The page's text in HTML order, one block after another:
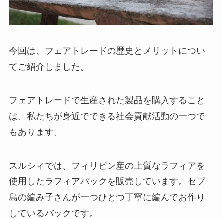
今回は、フェアトレードの歴史とメリットについ
てご紹介しました。
フェアトレードで生産された製品を購入すること
は、私たちが身近でできる社会貢献活動の一つで
もあります。
スルシィでは、フィリピン産の上質なラフィアを
使用したラフィアバックを販売しています。セブ
島の編み子さんが一つひとつ丁寧に編んでお作り
しているバックです。